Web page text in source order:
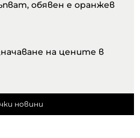
обявен е оранжев
на цените в
новини